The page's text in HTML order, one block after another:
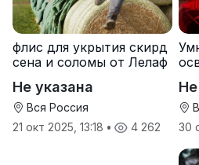
флис для укрытия скирд
сена и соломы от Лелаф
Не указана
Вся Россия
21 окт 2025, 13:18 • 4 262
Не
30